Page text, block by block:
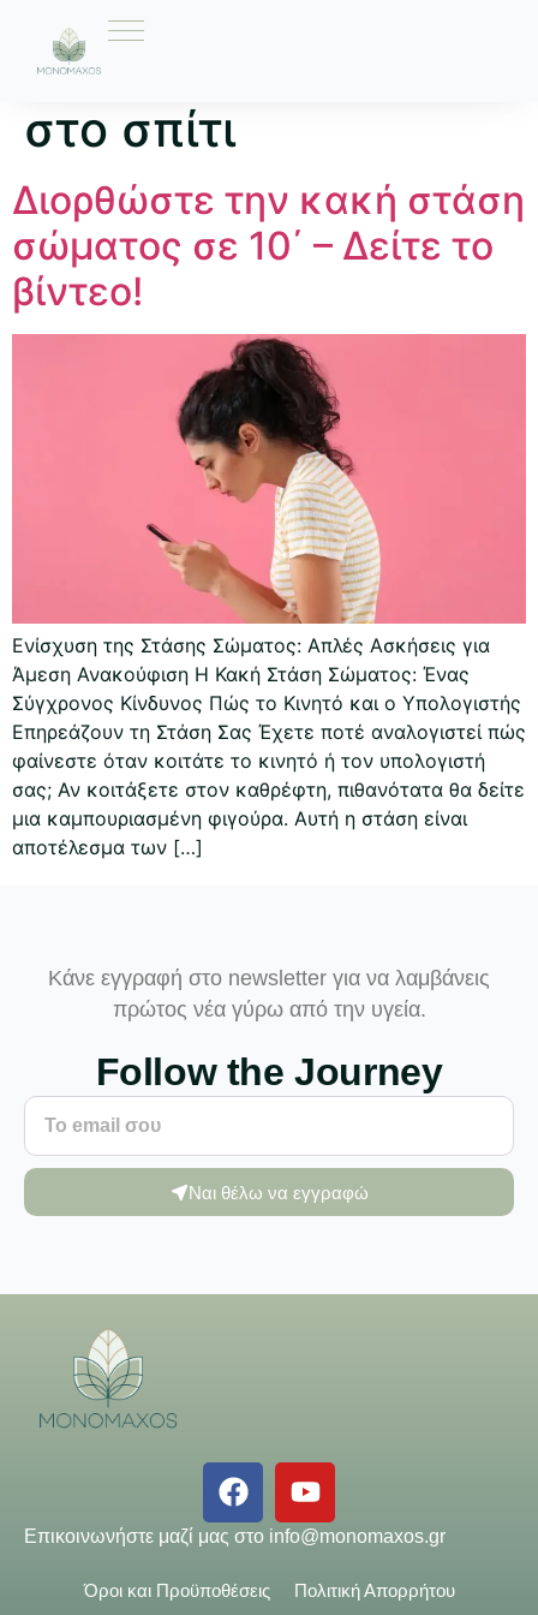
Ετικέτα:
στο σπίτι
Διορθώστε την κακή στάση
σώματος σε 10΄ – Δείτε το
βίντεο!
Ενίσχυση της Στάσης Σώματος: Απλές Ασκήσεις για
Άμεση Ανακούφιση Η Κακή Στάση Σώματος: Ένας
Σύγχρονος Κίνδυνος Πώς το Κινητό και ο Υπολογιστής
Επηρεάζουν τη Στάση Σας Έχετε ποτέ αναλογιστεί πώς
φαίνεστε όταν κοιτάτε το κινητό ή τον υπολογιστή
σας; Αν κοιτάξετε στον καθρέφτη, πιθανότατα θα δείτε
μια καμπουριασμένη φιγούρα. Αυτή η στάση είναι
αποτέλεσμα των […]
Κάνε εγγραφή στο newsletter για να λαμβάνεις
πρώτος νέα γύρω από την υγεία.
Follow the Journey
Ναι θέλω να εγγραφώ
Επικοινωνήστε μαζί μας στο info@monomaxos.gr
Όροι και Προϋποθέσεις Πολιτική Απορρήτου